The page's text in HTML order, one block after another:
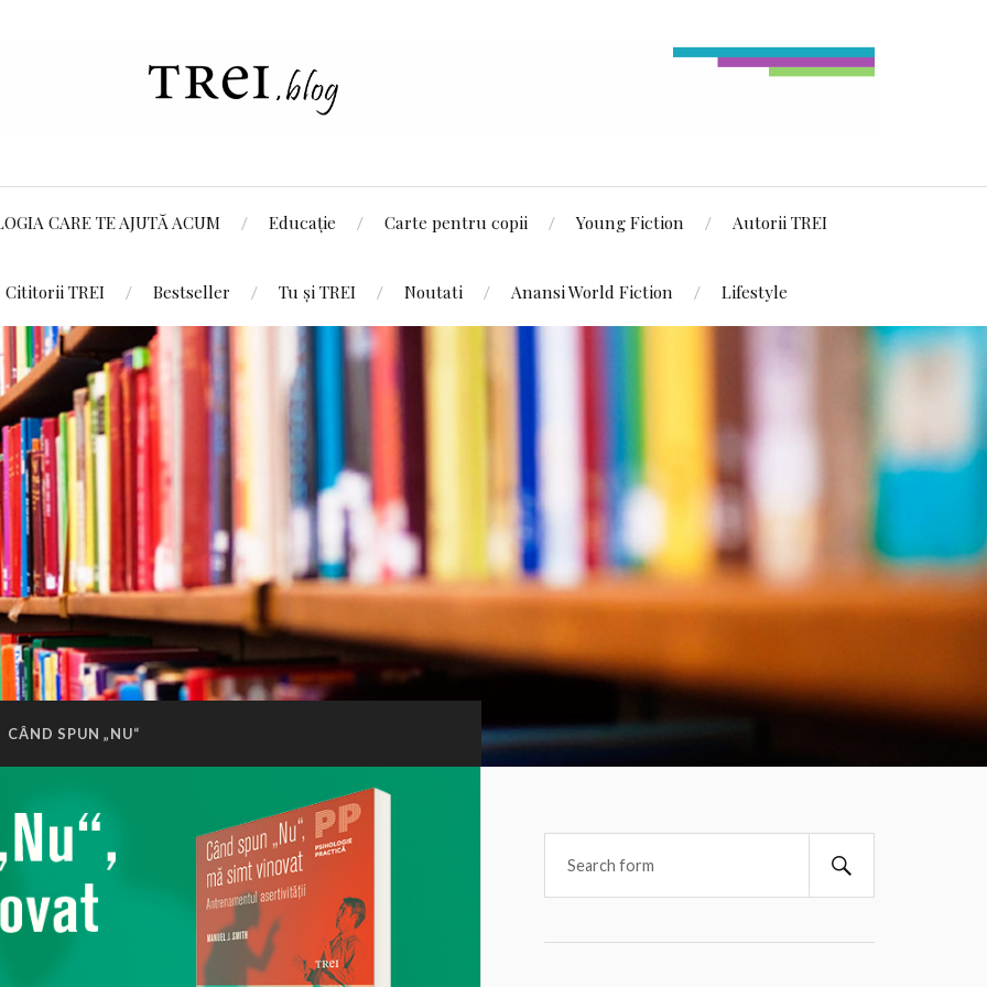
CARE TE AJUTĂ ACUM Educație Carte pentru copii Young Fiction Autorii TREI
Cititorii TREI Bestseller Tu și TREI Noutati Anansi World Fiction Lifestyle
CÂND SPUN „NU“